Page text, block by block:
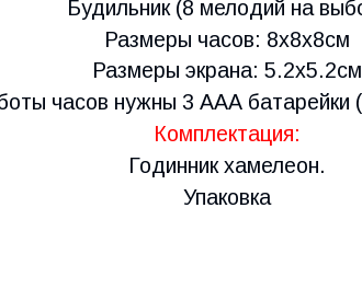
Будильник (8 мелодий на
Размеры часов: 8x8x8см
Размеры экрана: 5.2x5.2см
часов нужны 3 ААА батарейки
Комплектация:
Годинник хамелеон.
Упаковка